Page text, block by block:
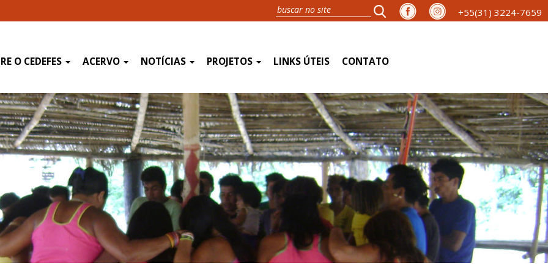
+55(31) 3224-7659
O CEDEFES ACERVO NOTÍCIAS PROJETOS LINKS ÚTEIS CONTATO